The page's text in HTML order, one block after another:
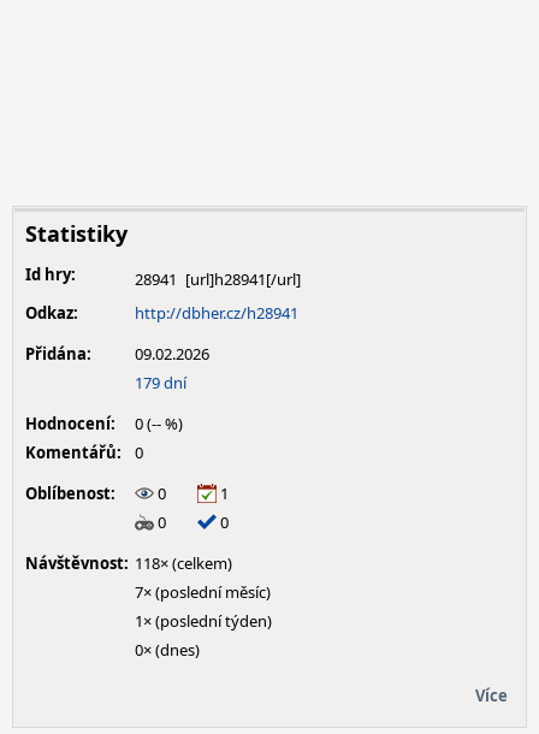
Statistiky
Id hry:
28941
Odkaz:
http://dbher.cz/h28941
Přidána:
09.02.2026
179 dní
Hodnocení:
0 (-- %)
Komentářů:
0
Oblíbenost:
0
1
0
0
Návštěvnost: 118× (celkem)
7× (poslední měsíc)
1× (poslední týden)
0× (dnes)
Více